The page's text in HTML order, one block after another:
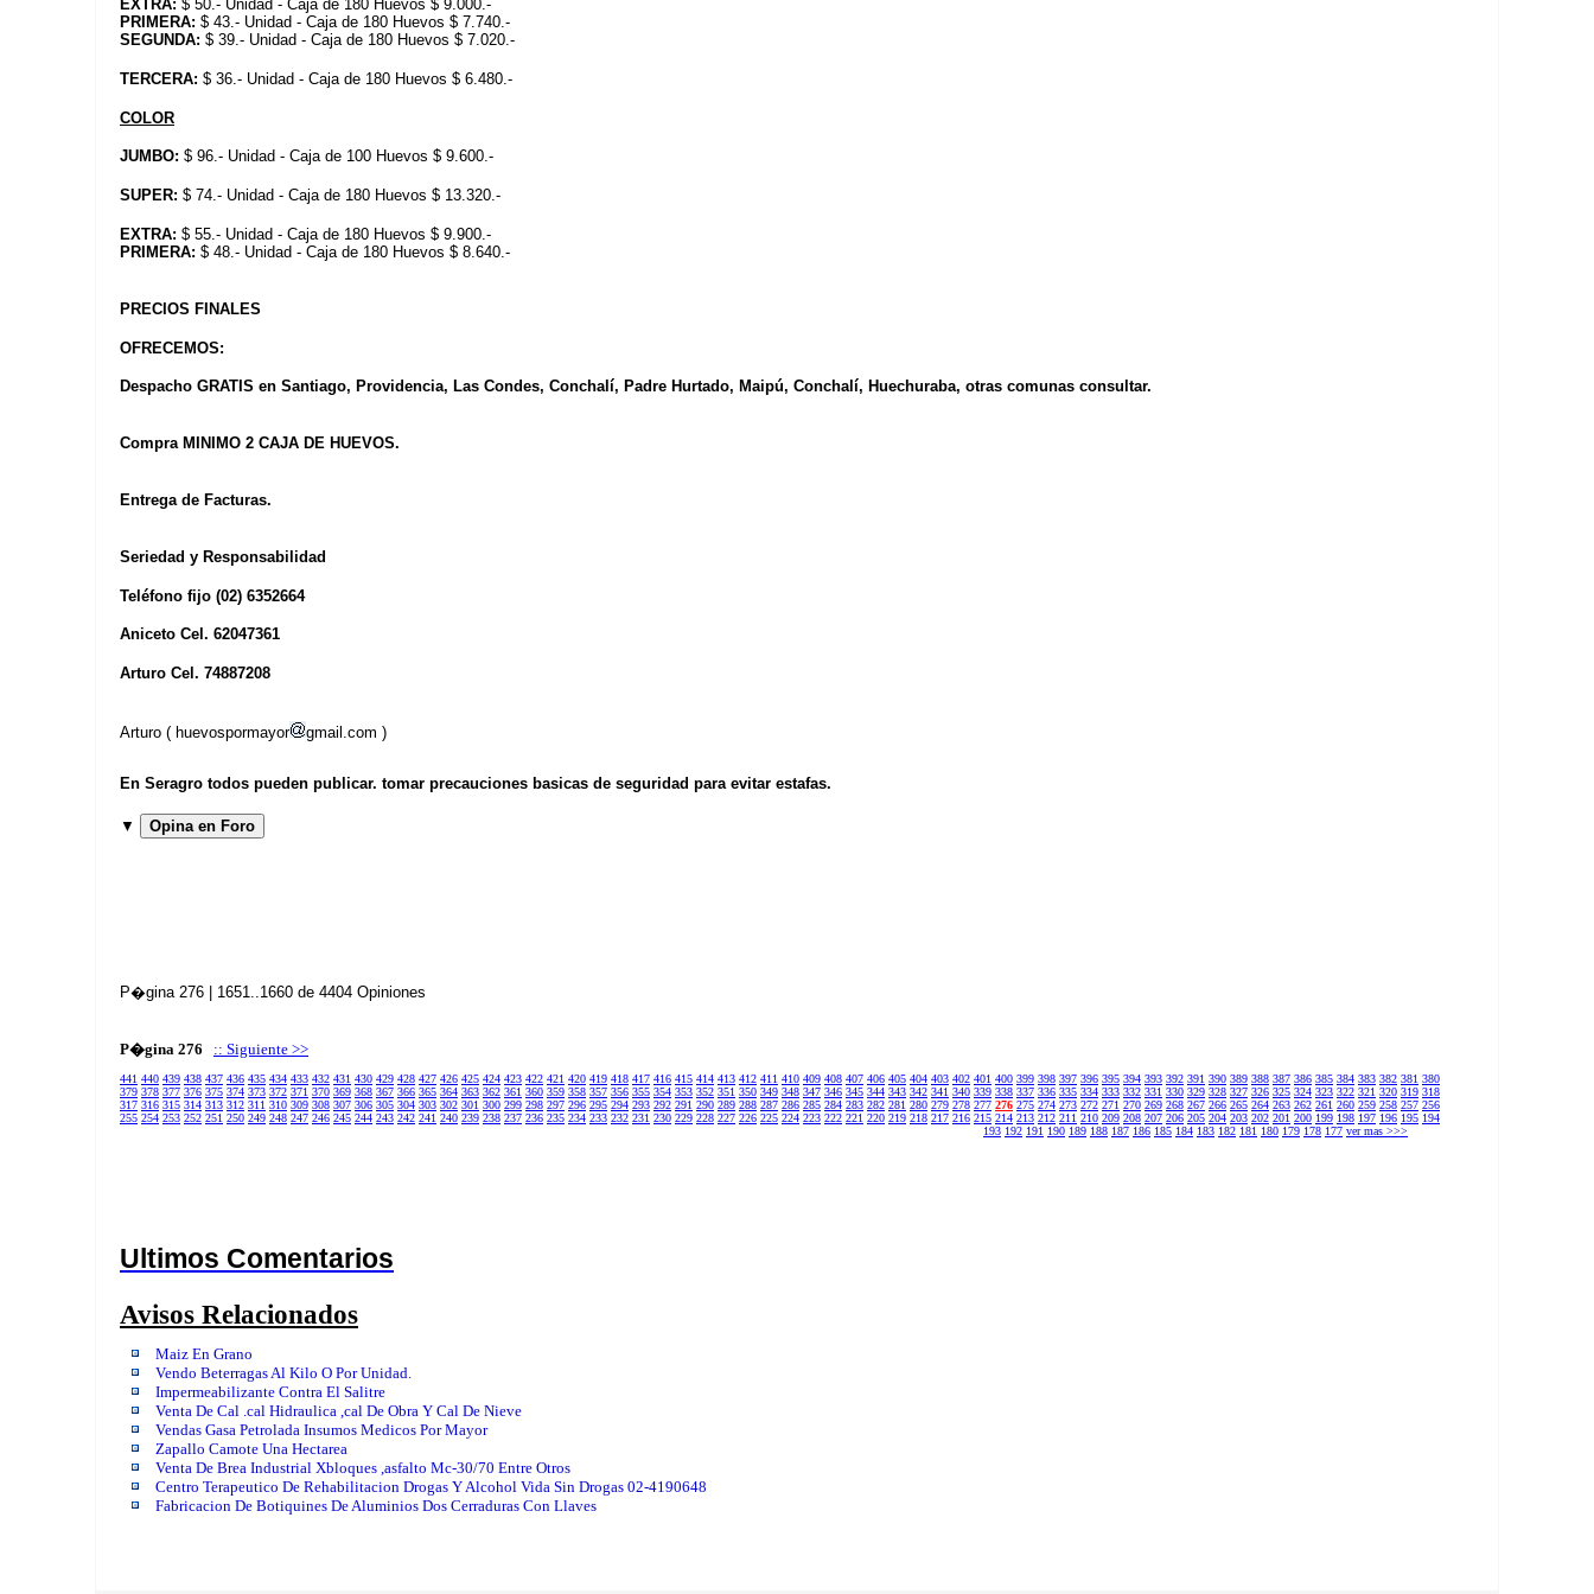
EXTRA: $ 50.- Unidad - Caja de 180 Huevos $ 9.000.-
PRIMERA: $ 43.- Unidad - Caja de 180 Huevos $ 7.740.-
SEGUNDA: $ 39.- Unidad - Caja de 180 Huevos $ 7.020.-
TERCERA: $ 36.- Unidad - Caja de 180 Huevos $ 6.480.-
COLOR
JUMBO: $ 96.- Unidad - Caja de 100 Huevos $ 9.600.-
SUPER: $ 74.- Unidad - Caja de 180 Huevos $ 13.320.-
EXTRA: $ 55.- Unidad - Caja de 180 Huevos $ 9.900.-
PRIMERA: $ 48.- Unidad - Caja de 180 Huevos $ 8.640.-
PRECIOS FINALES
OFRECEMOS:
Despacho GRATIS en Santiago, Providencia, Las Condes, Conchalí, Padre Hurtado, Maipú, Conchalí, Huechuraba, otras comunas consultar.
Compra MINIMO 2 CAJA DE HUEVOS.
Entrega de Facturas.
Seriedad y Responsabilidad
Teléfono fijo (02) 6352664
Aniceto Cel. 62047361
Arturo Cel. 74887208
Arturo ( huevospormayor gmail.com )
En Seragro todos pueden publicar. tomar precauciones basicas de seguridad para evitar estafas.
▼ Opina en Foro
P�gina 276 | 1651..1660 de 4404 Opiniones
P�gina 276 :: Siguiente >>
441 440 439 438 437 436 435 434 433 432 431 430 429 428 427 426 425 424 423 422 421 420 419 418 417 416 415 414 413 412 411 410 409 408 407 406 405 404 403 402 401 400 399 398 397 396 395 394 393 392 391 390 389 388 387 386 385 384 383 382 381 380
379 378 377 376 375 374 373 372 371 370 369 368 367 366 365 364 363 362 361 360 359 358 357 356 355 354 353 352 351 350 349 348 347 346 345 344 343 342 341 340 339 338 337 336 335 334 333 332 331 330 329 328 327 326 325 324 323 322 321 320 319 318
317 316 315 314 313 312 311 310 309 308 307 306 305 304 303 302 301 300 299 298 297 296 295 294 293 292 291 290 289 288 287 286 285 284 283 282 281 280 279 278 277 276 275 274 273 272 271 270 269 268 267 266 265 264 263 262 261 260 259 258 257 256
255 254 253 252 251 250 249 248 247 246 245 244 243 242 241 240 239 238 237 236 235 234 233 232 231 230 229 228 227 226 225 224 223 222 221 220 219 218 217 216 215 214 213 212 211 210 209 208 207 206 205 204 203 202 201 200 199 198 197 196 195 194
193 192 191 190 189 188 187 186 185 184 183 182 181 180 179 178 177 ver mas >>>
Ultimos Comentarios
Avisos Relacionados
Maiz En Grano
Vendo Beterragas Al Kilo O Por Unidad.
Impermeabilizante Contra El Salitre
Venta De Cal .cal Hidraulica ,cal De Obra Y Cal De Nieve
Vendas Gasa Petrolada Insumos Medicos Por Mayor
Zapallo Camote Una Hectarea
Venta De Brea Industrial Xbloques ,asfalto Mc-30/70 Entre Otros
Centro Terapeutico De Rehabilitacion Drogas Y Alcohol Vida Sin Drogas 02-4190648
Fabricacion De Botiquines De Aluminios Dos Cerraduras Con Llaves